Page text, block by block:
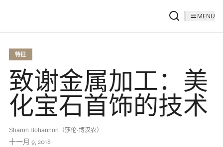
MENU
特征
致谢金属加工：美
化宝石首饰的技术
Sharon Bohannon（莎伦·博汉农）
十一月 9, 2018